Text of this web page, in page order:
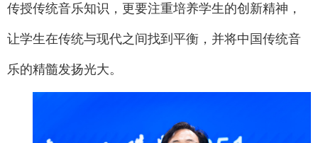
传授传统音乐知识，更要注重培养学生的创新精神，
让学生在传统与现代之间找到平衡，并将中国传统音
乐的精髓发扬光大。